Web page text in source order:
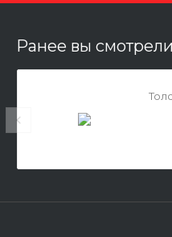
Ранее вы смотрели